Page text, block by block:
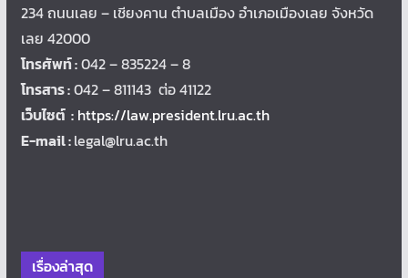
234 ถนนเลย – เชียงคาน ตำบลเมือง อำเภอเมืองเลย จังหวัด
เลย 42000
โทรศัพท์ :042 – 835224 – 8
โทรสาร :042 – 811143 ต่อ 41122
เว็บไซต์ : https://law.president.lru.ac.th
E-mail :legal@lru.ac.th
เรื่องล่าสุด